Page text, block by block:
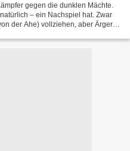
gegen die dunklen Mächte.
– ein Nachspiel hat. Zwar
der Ahe) vollziehen, aber Ärger